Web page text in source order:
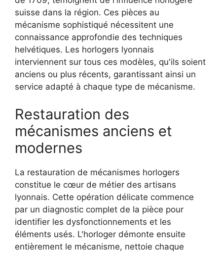
suisse dans la région. Ces pièces au
mécanisme sophistiqué nécessitent une
connaissance approfondie des techniques
helvétiques. Les horlogers lyonnais
interviennent sur tous ces modèles, qu'ils soient
anciens ou plus récents, garantissant ainsi un
service adapté à chaque type de mécanisme.
Restauration des
mécanismes anciens et
modernes
La restauration de mécanismes horlogers
constitue le cœur de métier des artisans
lyonnais. Cette opération délicate commence
par un diagnostic complet de la pièce pour
identifier les dysfonctionnements et les
éléments usés. L'horloger démonte ensuite
entièrement le mécanisme, nettoie chaque